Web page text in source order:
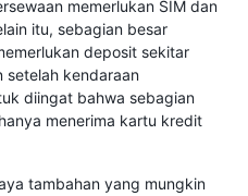
memerlukan SIM dan
itu, sebagian besar
deposit sekitar
setelah kendaraan
diingat bahwa sebagian
menerima kartu kredit
tambahan yang mungkin